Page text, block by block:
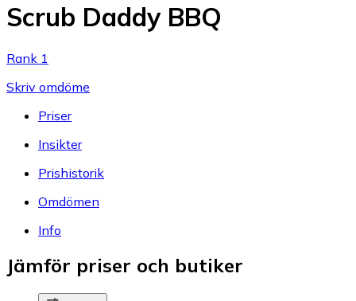
Scrub Daddy BBQ
Rank 1
Skriv omdöme
Priser
Insikter
Prishistorik
Omdömen
Info
Jämför priser och butiker